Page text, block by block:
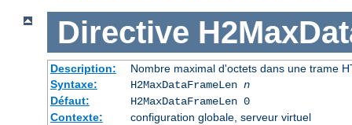
Directive
Description:
Nombre maximal d'octets dans une trame
Syntaxe:
H2MaxDataFrameLen n
Défaut:
H2MaxDataFrameLen 0
Contexte:
configuration globale, serveur virtuel